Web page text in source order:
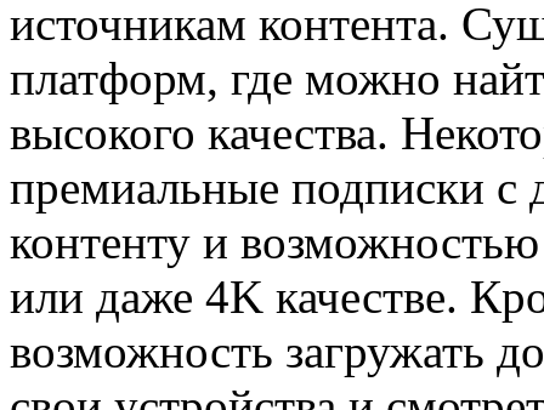
источникам контента.
платформ, где можно
высокого качества.
премиальные подписки с
контенту и
или даже 4K качестве.
возможность загружать